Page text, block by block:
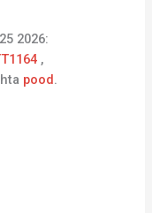
2026:
,
pood.